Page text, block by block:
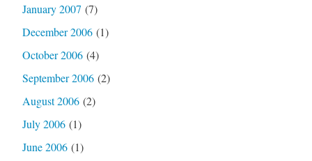
January 2007 (7)
December 2006(1)
October 2006(4)
September 2006(2)
August 2006(2)
July 2006(1)
June 2006(1)